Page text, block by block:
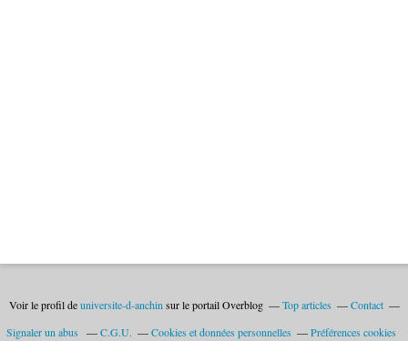
Voir le profil deuniversite-d-anchin sur le portail Overblog Top articles
Contact
Signaler un abus
C.G.U. Cookies et données personnelles Préférences cookies